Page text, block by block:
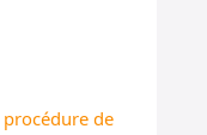
procédure de